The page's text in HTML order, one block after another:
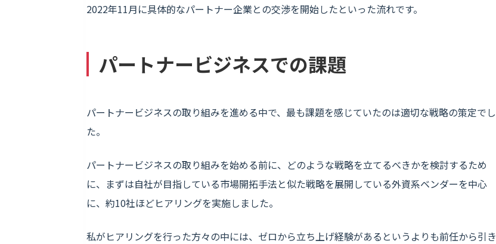
2022年11月に具体的なパートナー企業との交渉を開始したといった流れです。
パートナービジネスでの課題
パートナービジネスの取り組みを進める中で、最も課題を感じていたのは適切な戦略の策定でし
た。
パートナービジネスの取り組みを始める前に、どのような戦略を立てるべきかを検討するため
に、まずは自社が目指している市場開拓手法と似た戦略を展開している外資系ベンダーを中心
に、約10社ほどヒアリングを実施しました。
私がヒアリングを行った方々の中には、ゼロから立ち上げ経験があるというよりも前任から引き